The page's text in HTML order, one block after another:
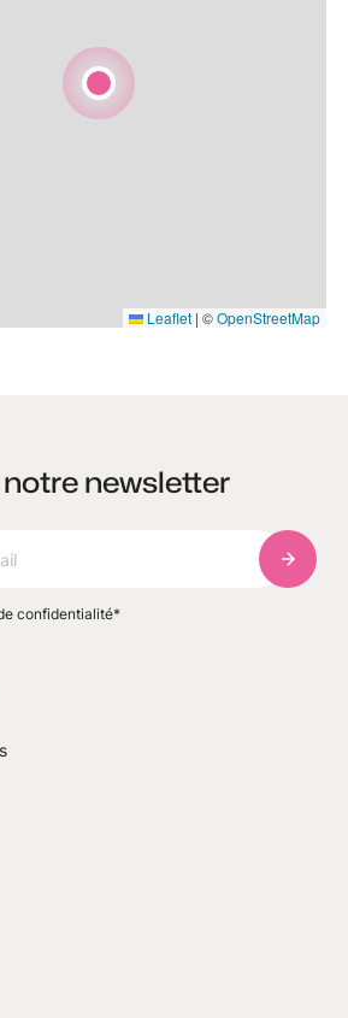
Leaflet | ©OpenStreetMap
newsletter
confidentialité*